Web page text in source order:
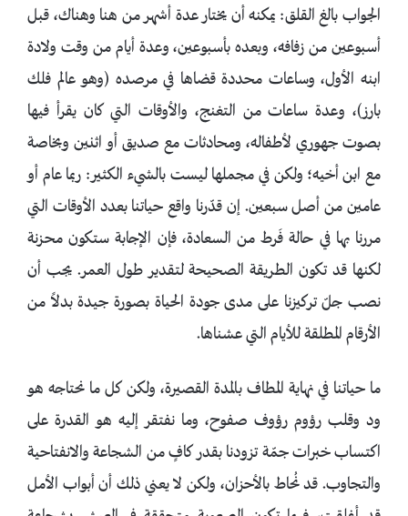
الجواب بالغ القلق: يمكنه أن يختار عدة أشهر من هنا وهناك، قبل
أسبوعين من زفافه، وبعده بأسبوعين، وعدة أيام من وقت ولادة
ابنه الأول، وساعات محددة قضاها في مرصده (وهو عالم فلك
بارز)، وعدة ساعات من التغنج، والأوقات التي كان يقرأ فيها
بصوت جهوري لأطفاله، ومحادثات مع صديق أو اثنين وبخاصة
مع ابن أخيه؛ ولكن في مجملها ليست بالشيء الكثير: ربما عام أو
عامين من أصل سبعين. إن قدّرنا واقع حياتنا بعدد الأوقات التي
مررنا بها في حالة فَرط من السعادة، فإن الإجابة ستكون محزنة
لكنها قد تكون الطريقة الصحيحة لتقدير طول العمر. يجب أن
نصب جلّ تركيزنا على مدى جودة الحياة بصورة جيدة بدلاً من
الأرقام المطلقة للأيام التي عشناها.
ما حياتنا في نهاية المطاف بالمدة القصيرة، ولكن كل ما نحتاجه هو
ود وقلب رؤوم رؤوف صفوح، وما نفتقر إليه هو القدرة على
اكتساب خبرات جمّة تزودنا بقدر كافٍ من الشجاعة والانفتاحية
والتجاوب. قد نُحاط بالأحزان، ولكن لا يعني ذلك أن أبواب الأمل